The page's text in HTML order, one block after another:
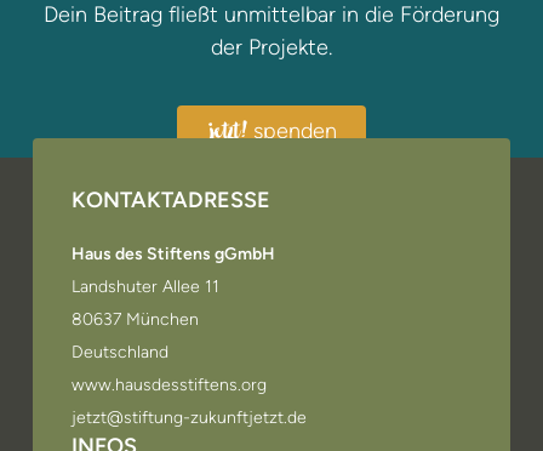
Dein Beitrag fließt unmittelbar in die Förderung
der Projekte.
jetzt!spenden
KONTAKTADRESSE
Haus des Stiftens gGmbH
Landshuter Allee 11
80637 München
Deutschland
www.hausdesstiftens.org
jetzt@stiftung-zukunftjetzt.de